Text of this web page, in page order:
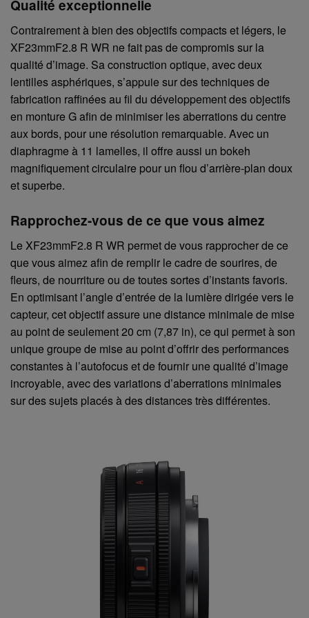
Qualité exceptionnelle
Contrairement à bien des objectifs compacts et légers, le
XF23mmF2.8 R WR ne fait pas de compromis sur la
qualité d’image. Sa construction optique, avec deux
lentilles asphériques, s’appuie sur des techniques de
fabrication raffinées au fil du développement des objectifs
en monture G afin de minimiser les aberrations du centre
aux bords, pour une résolution remarquable. Avec un
diaphragme à 11 lamelles, il offre aussi un bokeh
magnifiquement circulaire pour un flou d’arrière-plan doux
et superbe.
Rapprochez-vous de ce que vous aimez
Le XF23mmF2.8 R WR permet de vous rapprocher de ce
que vous aimez afin de remplir le cadre de sourires, de
fleurs, de nourriture ou de toutes sortes d’instants favoris.
En optimisant l’angle d’entrée de la lumière dirigée vers le
capteur, cet objectif assure une distance minimale de mise
au point de seulement 20 cm (7,87 in), ce qui permet à son
unique groupe de mise au point d’offrir des performances
constantes à l’autofocus et de fournir une qualité d’image
incroyable, avec des variations d’aberrations minimales
sur des sujets placés à des distances très différentes.